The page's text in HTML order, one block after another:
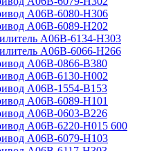
A06B-6080-H306
A06B-6089-H202
A06B-6134-H303
A06B-6066-H266
A06B-0866-B380
A06B-6130-H002
A06B-1554-B153
A06B-6089-H101
A06B-0603-B226
A06B-6220-H015 600
A06B-6079-H103